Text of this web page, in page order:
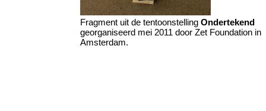
Fragment uit de tentoonstelling Ondertekend
georganiseerd mei 2011 door Zet Foundation in
Amsterdam.